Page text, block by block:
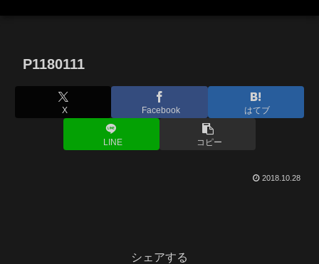
P1180111
X Facebook はてブ
LINE コピー
2018.10.28
シェアする